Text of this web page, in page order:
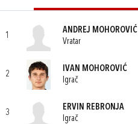
1
ANDREJ MOHOROVIĆ
Vratar
2
IVAN MOHOROVIĆ
Igrač
3
ERVIN REBRONJA
Igrač